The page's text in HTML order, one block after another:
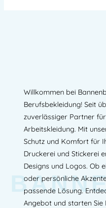
Willkommen bei
Berufsbekleidung! Seit
zuverlässiger Partner
Arbeitskleidung. Mit
Schutz und Komfort für
Druckerei und Stickerei
Designs und Logos. Ob
oder persönliche
passende Lösung.
Angebot und starten Sie